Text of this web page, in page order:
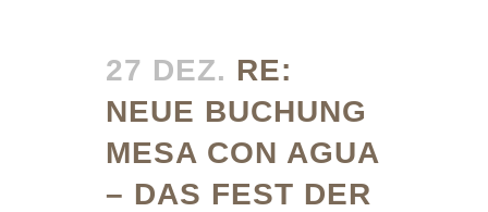
27 DEZ. RE:
NEUE BUCHUNG
MESA CON AGUA
– DAS FEST DER